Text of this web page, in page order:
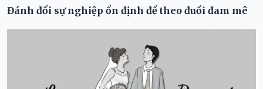
Đánh đổi sự nghiệp ổn định để theo đuổi đam mê